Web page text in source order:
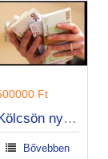
Ft
Kölcsön nyújtása magánszemély részére
Bővebben